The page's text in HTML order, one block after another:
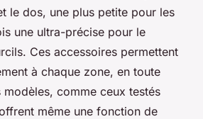
le dos, une plus petite pour les
une ultra-précise pour le
Ces accessoires permettent
à chaque zone, en toute
modèles, comme ceux testés
même une fonction de